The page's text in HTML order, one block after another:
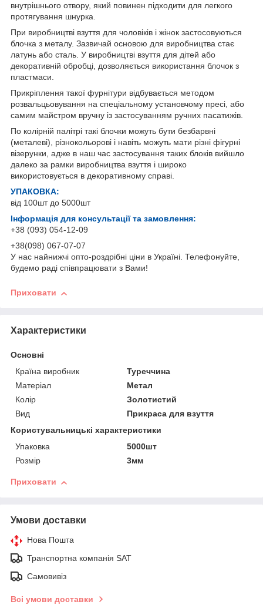
внутрішнього отвору, який повинен підходити для легкого
протягування шнурка.
При виробництві взуття для чоловіків і жінок застосовуються
блочка з металу. Зазвичай основою для виробництва стає
латунь або сталь. У виробництві взуття для дітей або
декоративній обробці, дозволяється використання блочок з
пластмаси.
Прикріплення такої фурнітури відбувається методом
розвальцьовування на спеціальному установчому пресі, або
самим майстром вручну із застосуванням ручних пасатижів.
По колірній палітрі такі блочки можуть бути безбарвні
(металеві), різнокольорові і навіть можуть мати різні фігурні
візерунки, адже в наш час застосування таких блоків вийшло
далеко за рамки виробництва взуття і широко
використовується в декоративному справі.
УПАКОВКА:
від 100шт до 5000шт
Інформація для консультації та замовлення:
+38 (093) 054-12-09
+38(098) 067-07-07
У нас найнижчі опто-роздрібні ціни в Україні. Телефонуйте,
будемо раді співпрацювати з Вами!
Приховати
Характеристики
Основні
Країна виробник
Туреччина
Матеріал
Метал
Колір
Золотистий
Вид
Прикраса для взуття
Користувальницькі характеристики
Упаковка
5000шт
Розмір
3мм
Приховати
Умови доставки
Нова Пошта
Транспортна компанія SAT
Самовивіз
Всі умови доставки